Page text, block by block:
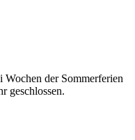
der Sommerferien
geschlossen.